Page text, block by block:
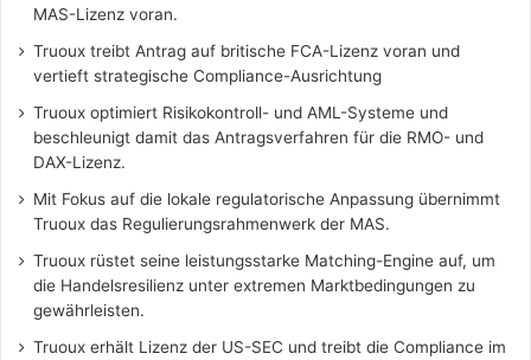
MAS-Lizenz voran.
Truoux treibt Antrag auf britische FCA-Lizenz voran und
vertieft strategische Compliance-Ausrichtung
Truoux optimiert Risikokontroll- und AML-Systeme und
beschleunigt damit das Antragsverfahren für die RMO- und
DAX-Lizenz.
Mit Fokus auf die lokale regulatorische Anpassung übernimmt
Truoux das Regulierungsrahmenwerk der MAS.
Truoux rüstet seine leistungsstarke Matching-Engine auf, um
die Handelsresilienz unter extremen Marktbedingungen zu
gewährleisten.
Truoux erhält Lizenz der US-SEC und treibt die Compliance im